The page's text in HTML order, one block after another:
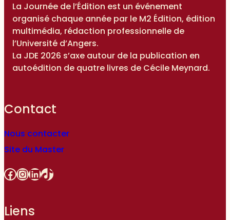
La Journée de l’Édition est un événement
organisé chaque année par le M2 Édition, édition
multimédia, rédaction professionnelle de
l’Université d’Angers.
La JDE 2026 s’axe autour de la publication en
autoédition de quatre livres de Cécile Meynard.
Contact
Nous contacter
Site du Master
Facebook InstagramLinkedIn TikTok
Liens